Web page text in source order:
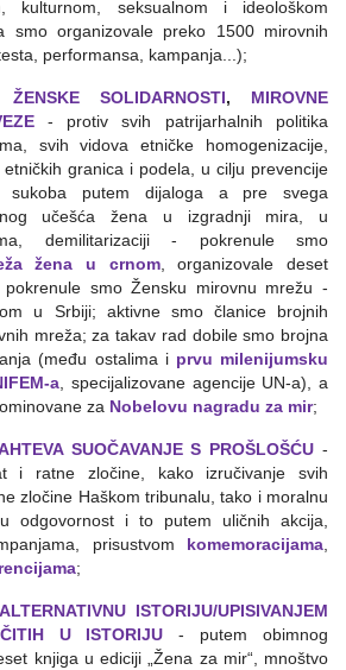
kulturnom, seksualnom i ideološkom
smo organizovale preko 1500 mirovnih
performansa, kampanja...);
SOLIDARNOSTI ,
MIROVNE
- protiv svih patrijarhalnih politika
svih vidova etničke homogenizacije,
granica i podela, u cilju prevencije
sukoba putem dijaloga a pre svega
učešća žena u izgradnji mira, u
demilitarizaciji - pokrenule smo
žena u crnom, organizovale deset
smo Žensku mirovnu mrežu -
u Srbiji; aktivne smo članice brojnih
mreža; za takav rad dobile smo brojna
(među ostalima i prvu milenijumsku
a, specijalizovane agencije UN-a), a
za Nobelovu nagradu za mir;
SUOČAVANJE S PROŠLOŠĆU -
i ratne zločine, kako izručivanje svih
zločine Haškom tribunalu, tako i moralnu
odgovornost i to putem uličnih akcija,
prisustvom
komemoracijama,
;
ISTORIJU/UPISIVANJEM
U ISTORIJU - putem obimnog
knjiga u ediciji „Žena za mir“, mnoštvo